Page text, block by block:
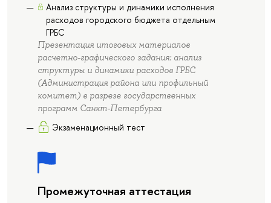
Анализ структуры и динамики исполнения
расходов городского бюджета отдельным
ГРБС
Презентация итоговых материалов
расчетно-графического задания: анализ
структуры и динамики расходов ГРБС
(Администрация района или профильный
комитет) в разрезе государственных
программ Санкт-Петербурга
Экзаменационный тест
Промежуточная аттестация